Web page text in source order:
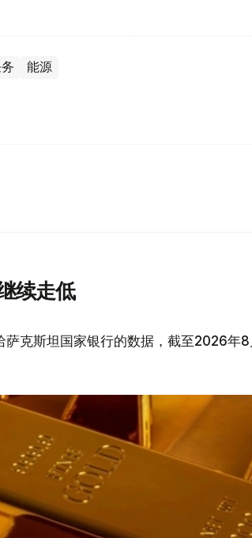
能源
续走低
萨克斯坦国家银行的数据，截至2026年